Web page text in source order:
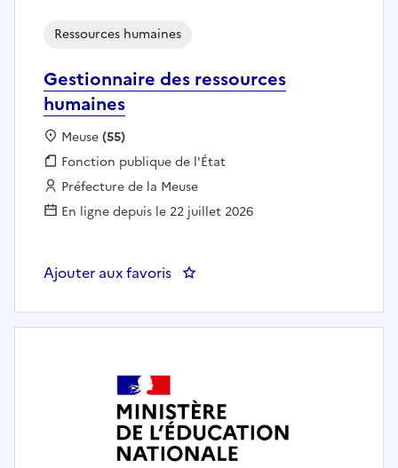
Gestionnaire des ressources
humaines
Ressources humaines
Localisation :
Meuse(55)
Fonction publique :
Fonction publique de l'État
Employeur :
Préfecture de la Meuse
En ligne depuis le 22 juillet 2026
Ajouter aux favoris : Gestionnaire des ressources